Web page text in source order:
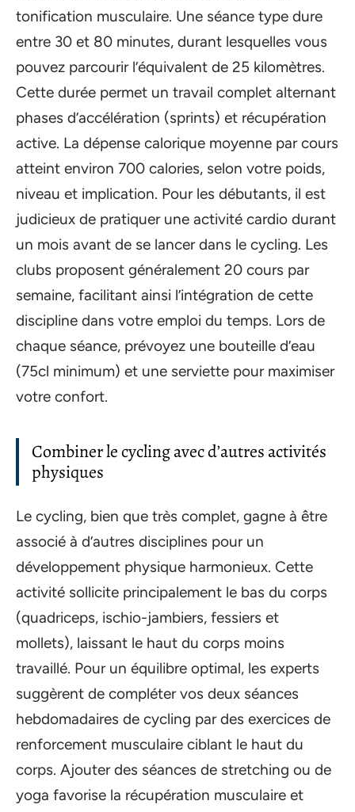
tonification musculaire. Une séance type dure
entre 30 et 80 minutes, durant lesquelles vous
pouvez parcourir l’équivalent de 25 kilomètres.
Cette durée permet un travail complet alternant
phases d’accélération (sprints) et récupération
active. La dépense calorique moyenne par cours
atteint environ 700 calories, selon votre poids,
niveau et implication. Pour les débutants, il est
judicieux de pratiquer une activité cardio durant
un mois avant de se lancer dans le cycling. Les
clubs proposent généralement 20 cours par
semaine, facilitant ainsi l’intégration de cette
discipline dans votre emploi du temps. Lors de
chaque séance, prévoyez une bouteille d’eau
(75cl minimum) et une serviette pour maximiser
votre confort.
Combiner le cycling avec d’autres activités
physiques
Le cycling, bien que très complet, gagne à être
associé à d’autres disciplines pour un
développement physique harmonieux. Cette
activité sollicite principalement le bas du corps
(quadriceps, ischio-jambiers, fessiers et
mollets), laissant le haut du corps moins
travaillé. Pour un équilibre optimal, les experts
suggèrent de compléter vos deux séances
hebdomadaires de cycling par des exercices de
renforcement musculaire ciblant le haut du
corps. Ajouter des séances de stretching ou de
yoga favorise la récupération musculaire et